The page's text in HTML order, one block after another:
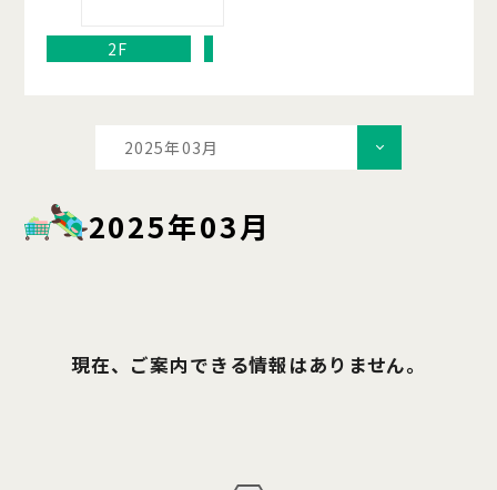
2F
2025年03月
2025年03月
現在、ご案内できる情報はありません。